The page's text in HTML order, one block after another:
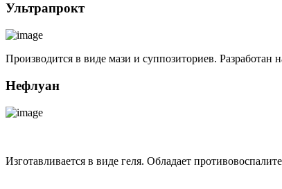
Ультрапрокт
Производится в виде мази и суппозиториев.
Нефлуан
Изготавливается в виде геля. Обладает